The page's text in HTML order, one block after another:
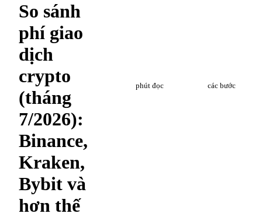
So sánh
phí giao
dịch
crypto
(tháng
7/2026):
Binance,
Kraken,
Bybit và
hơn thế
phút đọc các bước